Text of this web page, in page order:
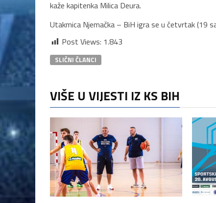
kaže kapitenka Milica Deura.
Utakmica Njemačka – BiH igra se u četvrtak (19
Post Views: 1.843
SLIČNI ČLANCI
VIŠE U VIJESTI IZ KS BIH